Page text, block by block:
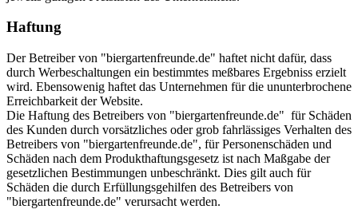
Haftung
Der Betreiber von "biergartenfreunde.de" haftet nicht dafür, dass
durch Werbeschaltungen ein bestimmtes meßbares Ergebniss erzielt
wird. Ebensowenig haftet das Unternehmen für die ununterbrochene
Erreichbarkeit der Website.
Die Haftung des Betreibers von "biergartenfreunde.de" für Schäden
des Kunden durch vorsätzliches oder grob fahrlässiges Verhalten des
Betreibers von "biergartenfreunde.de", für Personenschäden und
Schäden nach dem Produkthaftungsgesetz ist nach Maßgabe der
gesetzlichen Bestimmungen unbeschränkt. Dies gilt auch für
Schäden die durch Erfüllungsgehilfen des Betreibers von
"biergartenfreunde.de" verursacht werden.